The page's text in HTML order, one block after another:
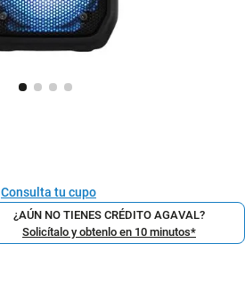
Consulta tu cupo
¿AÚN NO TIENES CRÉDITO AGAVAL?
Solicítalo y obtenlo en 10 minutos*